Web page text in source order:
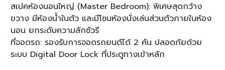
สเปคห้องนอนใหญ่ (Master Bedroom): พิเศษสุดกว้าง
ขวาง มีห้องน้ำในตัว และมีโซนห้องนั่งเล่นส่วนตัวภายในห้อง
นอน ยกระดับความลักชัวรี
ที่จอดรถ: รองรับการจอดรถยนต์ได้ 2 คัน ปลอดภัยด้วย
ระบบ Digital Door Lock ที่ประตูทางเข้าหลัก